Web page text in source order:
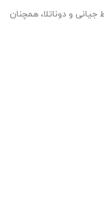
و دوناتلا، همچنان